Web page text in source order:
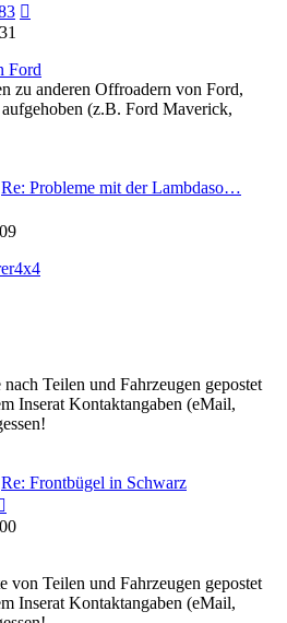
Ford
zu anderen Offroadern von Ford,
(z.B. Ford Maverick,
Re: Probleme mit der Lambdaso…
Teilen und Fahrzeugen gepostet
Inserat Kontaktangaben (eMail,
Re: Frontbügel in Schwarz
Beitrag
von Teilen und Fahrzeugen gepostet
Inserat Kontaktangaben (eMail,